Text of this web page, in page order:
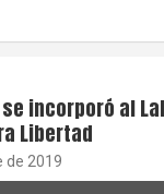
incorporó al
Libertad
de 2019